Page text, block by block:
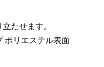
たせます。
ポリエステル表面